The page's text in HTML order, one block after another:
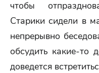
чтобы
Старики сидели в
непрерывно
обсудить какие-то
доведется